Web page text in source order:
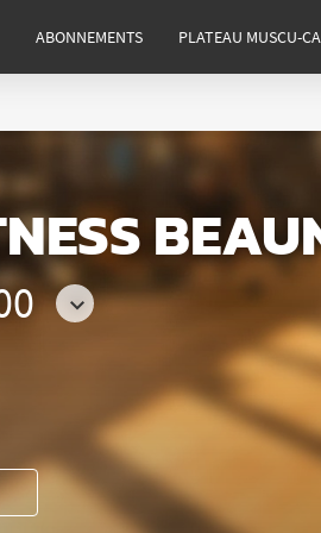
ABONNEMENTS PLATEAU MUSCU-
Consulter
horaires